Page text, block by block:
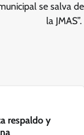
se salva de
la JMAS”.
respaldo y